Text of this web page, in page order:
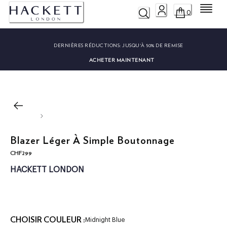
0 Menu
DERNIÈRES RÉDUCTIONS: JUSQU'À 50% DE REMISE
ACHETER MAINTENANT
Blazer Léger À Simple Boutonnage
CHF299
current price CHF299
HACKETT LONDON
CHOISIR COULEUR : Midnight Blue